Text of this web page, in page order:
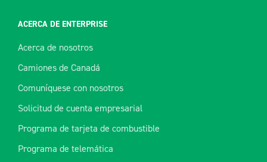
ACERCA DE ENTERPRISE
Acerca de nosotros
Camiones de Canadá
Comuníquese con nosotros
Solicitud de cuenta empresarial
Programa de tarjeta de combustible
Programa de telemática